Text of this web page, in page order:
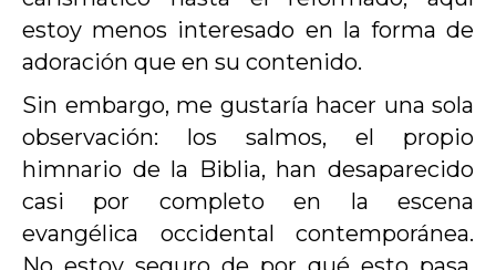
estoy menos interesado en la forma de
adoración que en su contenido.
Sin embargo, me gustaría hacer una sola
observación: los salmos, el propio
himnario de la Biblia, han desaparecido
casi por completo en la escena
evangélica occidental contemporánea.